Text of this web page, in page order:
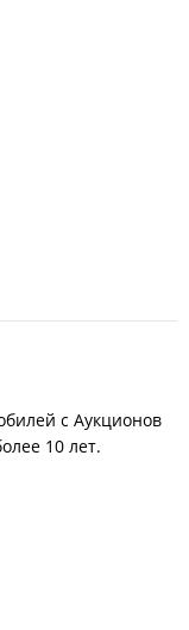
с Аукционов
10 лет.